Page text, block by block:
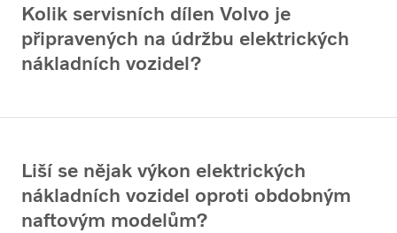
Kolik servisních dílen Volvo je
připravených na údržbu elektrických
nákladních vozidel?
Liší se nějak výkon elektrických
nákladních vozidel oproti obdobným
naftovým modelům?